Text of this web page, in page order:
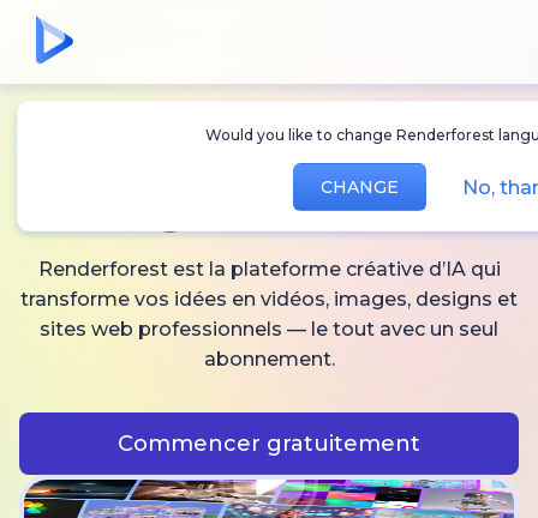
Would you like to change Renderforest
CHANGE No,
Créez desvidéos,
et audio IA
Renderforest est la plateforme créative d’IA qui
transforme vos idées en vidéos, images, designs et
sites web professionnels — le tout avec un seul
abonnement.
Commencer gratuitement